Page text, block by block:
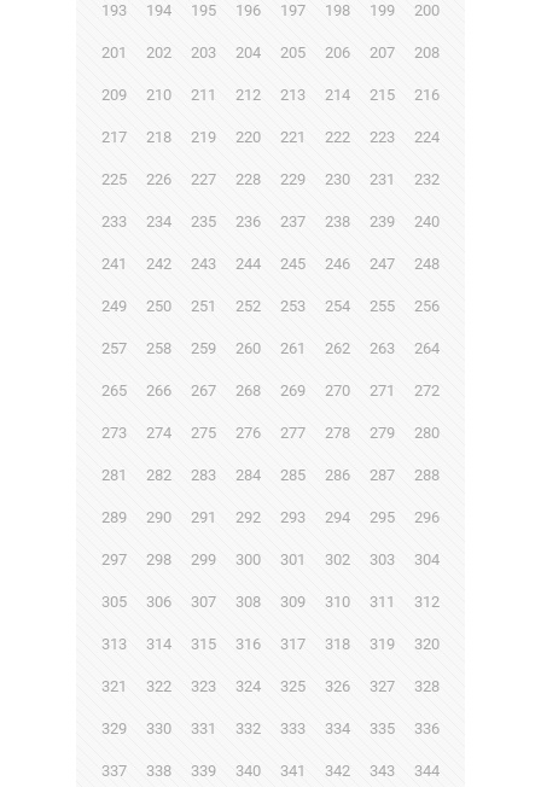
193 194 195 196 197 198 199 200
201 202 203 204 205 206 207 208
209 210 211 212 213 214 215 216
217 218 219 220 221 222 223 224
225 226 227 228 229 230 231 232
233 234 235 236 237 238 239 240
241 242 243 244 245 246 247 248
249 250 251 252 253 254 255 256
257 258 259 260 261 262 263 264
265 266 267 268 269 270 271 272
273 274 275 276 277 278 279 280
281 282 283 284 285 286 287 288
289 290 291 292 293 294 295 296
297 298 299 300 301 302 303 304
305 306 307 308 309 310 311 312
313 314 315 316 317 318 319 320
321 322 323 324 325 326 327 328
329 330 331 332 333 334 335 336
337 338 339 340 341 342 343 344